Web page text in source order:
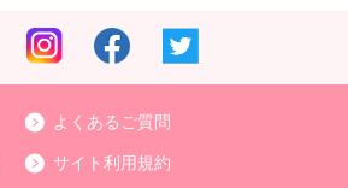
よくあるご質問
サイト利用規約